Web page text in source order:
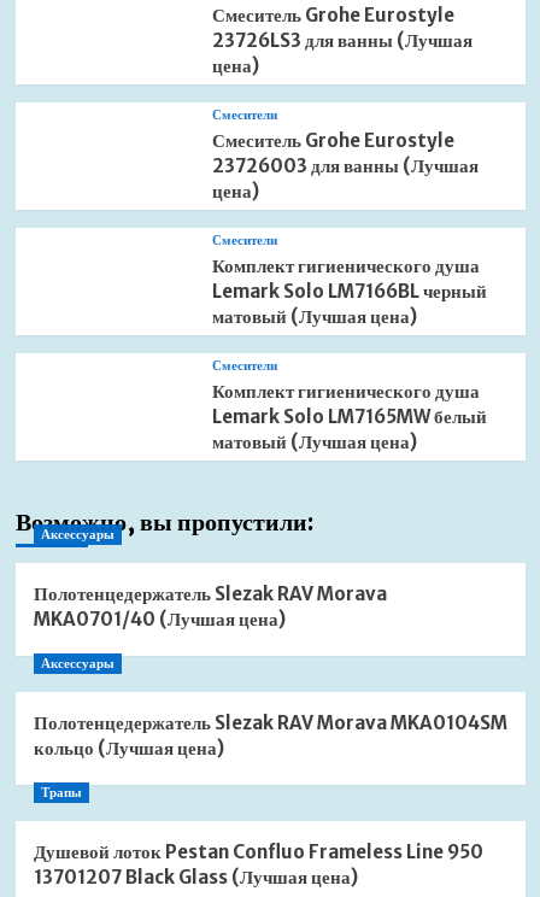
Смеситель Grohe Eurostyle
23726LS3 для ванны (Лучшая
цена)
Смесители
Смеситель Grohe Eurostyle
23726003 для ванны (Лучшая
цена)
Смесители
Комплект гигиенического душа
Lemark Solo LM7166BL черный
матовый (Лучшая цена)
Смесители
Комплект гигиенического душа
Lemark Solo LM7165MW белый
матовый (Лучшая цена)
Возможно, вы пропустили:
Аксессуары
Полотенцедержатель Slezak RAV Morava
MKA0701/40 (Лучшая цена)
Аксессуары
Полотенцедержатель Slezak RAV Morava MKA0104SM
кольцо (Лучшая цена)
Трапы
Душевой лоток Pestan Confluo Frameless Line 950
13701207 Black Glass (Лучшая цена)